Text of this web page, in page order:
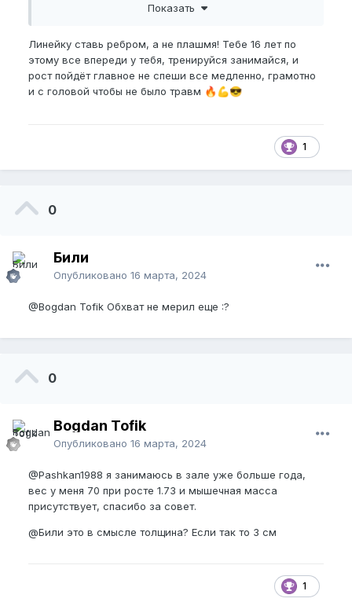
изображение.
Показать
Линейку ставь ребром, а не плашмя! Тебе 16 лет по
этому все впереди у тебя, тренируйся занимайся, и
рост пойдёт главное не спеши все медленно, грамотно
и с головой чтобы не было травм 🔥 💪😎
1
0
Били
Опубликовано 16 марта, 2024
@Bogdan Tofik Обхват не мерил еще :?
0
Bogdan Tofik
Опубликовано 16 марта, 2024
@Pashkan1988 я занимаюсь в зале уже больше года,
вес у меня 70 при росте 1.73 и мышечная масса
присутствует, спасибо за совет.
@Били это в смысле толщина? Если так то 3 см
1